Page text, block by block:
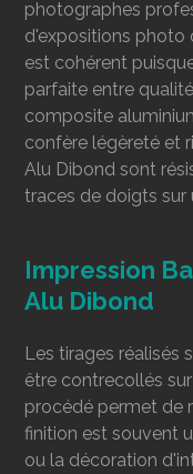
photographes
d'expositions photo
est cohérent
parfaite entre
composite
confère légèreté et
Alu Dibond sont
traces de doigts sur
Impression
Alu Dibond
Les tirages réalisés
être contrecollés
procédé permet de
finition est souvent
ou la décoration